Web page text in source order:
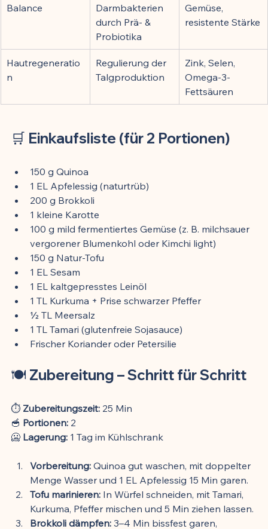
Balance
Darmbakterien
durch Prä- &
Probiotika
Gemüse,
resistente Stärke
Hautregeneratio
n
Regulierung der
Talgproduktion
Zink, Selen,
Omega-3-
Fettsäuren
🛒 Einkaufsliste (für 2 Portionen)
150 g Quinoa
1 EL Apfelessig (naturtrüb)
200 g Brokkoli
1 kleine Karotte
100 g mild fermentiertes Gemüse (z. B. milchsauer
vergorener Blumenkohl oder Kimchi light)
150 g Natur-Tofu
1 EL Sesam
1 EL kaltgepresstes Leinöl
1 TL Kurkuma + Prise schwarzer Pfeffer
½ TL Meersalz
1 TL Tamari (glutenfreie Sojasauce)
Frischer Koriander oder Petersilie
🍽️ Zubereitung – Schritt für Schritt
⏱️ Zubereitungszeit: 25 Min
🥣 Portionen: 2
🥶 Lagerung: 1 Tag im Kühlschrank
Vorbereitung: Quinoa gut waschen, mit doppelter
Menge Wasser und 1 EL Apfelessig 15 Min garen.
Tofu marinieren: In Würfel schneiden, mit Tamari,
Kurkuma, Pfeffer mischen und 5 Min ziehen lassen.
Brokkoli dämpfen: 3–4 Min bissfest garen,